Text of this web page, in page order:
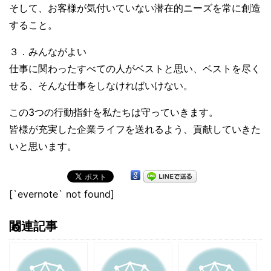
そして、お客様が気付いていない潜在的ニーズを常に創造
すること。
３．みんながよい
仕事に関わったすべての人がベストと思い、ベストを尽く
せる、そんな仕事をしなければいけない。
この3つの行動指針を私たちは守っていきます。
皆様が充実した企業ライフを送れるよう、貢献していきた
いと思います。
[`evernote` not found]
関連記事